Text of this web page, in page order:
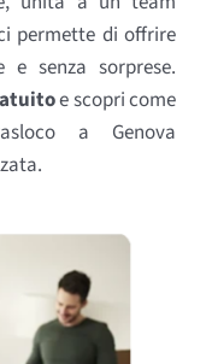
permette di offrire
senza sorprese.
e scopri come
a Genova